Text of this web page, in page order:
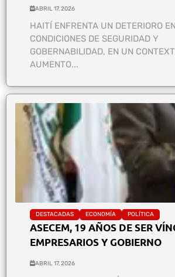
ABRIL 17, 2026
HAITÍ ENFRENTA UN DETERIORO
CONDICIONES DE SEGURIDAD Y
GOBERNABILIDAD, EN UN
AUMENTO...
DESTACADAS ECONOMÍA POLÍTICA
ASECEM, 19 AÑOS DE SER
EMPRESARIOS Y GOBIERNO
ABRIL 17, 2026